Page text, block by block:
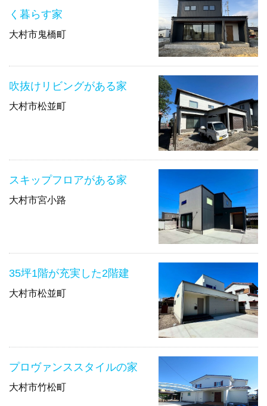
く暮らす家
大村市鬼橋町
吹抜けリビングがある家
大村市松並町
スキップフロアがある家
大村市宮小路
35坪1階が充実した2階建
大村市松並町
プロヴァンススタイルの家
大村市竹松町